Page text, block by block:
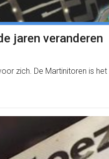
jaren veranderen
zich. De Martinitoren is